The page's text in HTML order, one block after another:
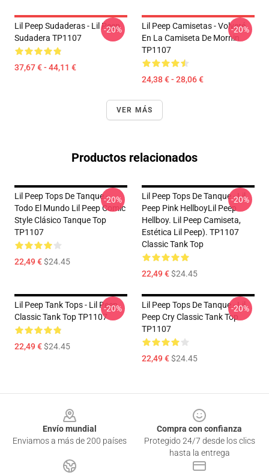
Lil Peep Sudaderas - Lil Peep
Sudadera TP1107
37,67 € - 44,11 €
-20%
Lil Peep Camisetas - Volveré
En La Camiseta De Mornin
TP1107
24,38 € - 28,06 €
-20%
VER MÁS
Productos relacionados
Lil Peep Tops De Tanque -
Todo El Mundo Lil Peep Comic
Style Clásico Tanque Top
TP1107
22,49 €$24.45
-20%
Lil Peep Tops De Tanque - Lil
Peep Pink HellboyLil Peep
Hellboy. Lil Peep Camiseta,
Estética Lil Peep). TP1107
Classic Tank Top
22,49 €$24.45
-20%
Lil Peep Tank Tops - Lil Peep
Classic Tank Top TP1107
22,49 €$24.45
-20%
Lil Peep Tops De Tanque - Lil
Peep Cry Classic Tank Top
TP1107
22,49 €$24.45
-20%
Envío mundial
Enviamos a más de 200 países
Compra con confianza
Protegido 24/7 desde los clics
hasta la entrega